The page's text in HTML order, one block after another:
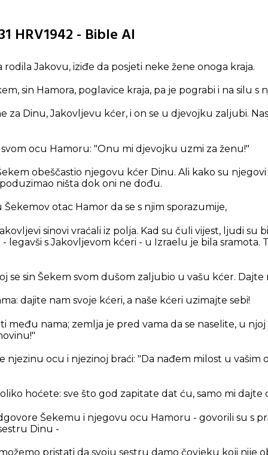
HRV1942 - Bible AI
rodila Jakovu, iziđe da posjeti neke žene onoga kraja.
sin Hamora, poglavice kraja, pa je pograbi i na silu s
za Dinu, Jakovljevu kćer, i on se u djevojku zaljubi.
ocu Hamoru: "Onu mi djevojku uzmi za ženu!"
obeščastio njegovu kćer Dinu. Ali kako su
ništa dok oni ne dođu.
otac Hamor da se s njim sporazumije,
sinovi vraćali iz polja. Kad su čuli vijest, ljudi su
legavši s Jakovljevom kćeri - u Izraelu je bila sramota.
se sin Šekem svom dušom zaljubio u vašu kćer. Dajte
dajite nam svoje kćeri, a naše kćeri uzimajte sebi!
među nama; zemlja je pred vama da se naselite, u
njezinu ocu i njezinoj braći: "Da nađem milost u vašim
hoćete: sve što god zapitate dat ću, samo mi dajte
Šekemu i njegovu ocu Hamoru - govorili su s
Dinu -
pristati da svoju sestru damo čovjeku koji nije